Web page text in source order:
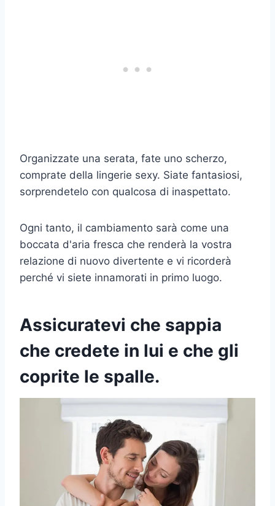
Organizzate una serata, fate uno scherzo,
comprate della lingerie sexy. Siate fantasiosi,
sorprendetelo con qualcosa di inaspettato.
Ogni tanto, il cambiamento sarà come una
boccata d'aria fresca che renderà la vostra
relazione di nuovo divertente e vi ricorderà
perché vi siete innamorati in primo luogo.
Assicuratevi che sappia
che credete in lui e che gli
coprite le spalle.